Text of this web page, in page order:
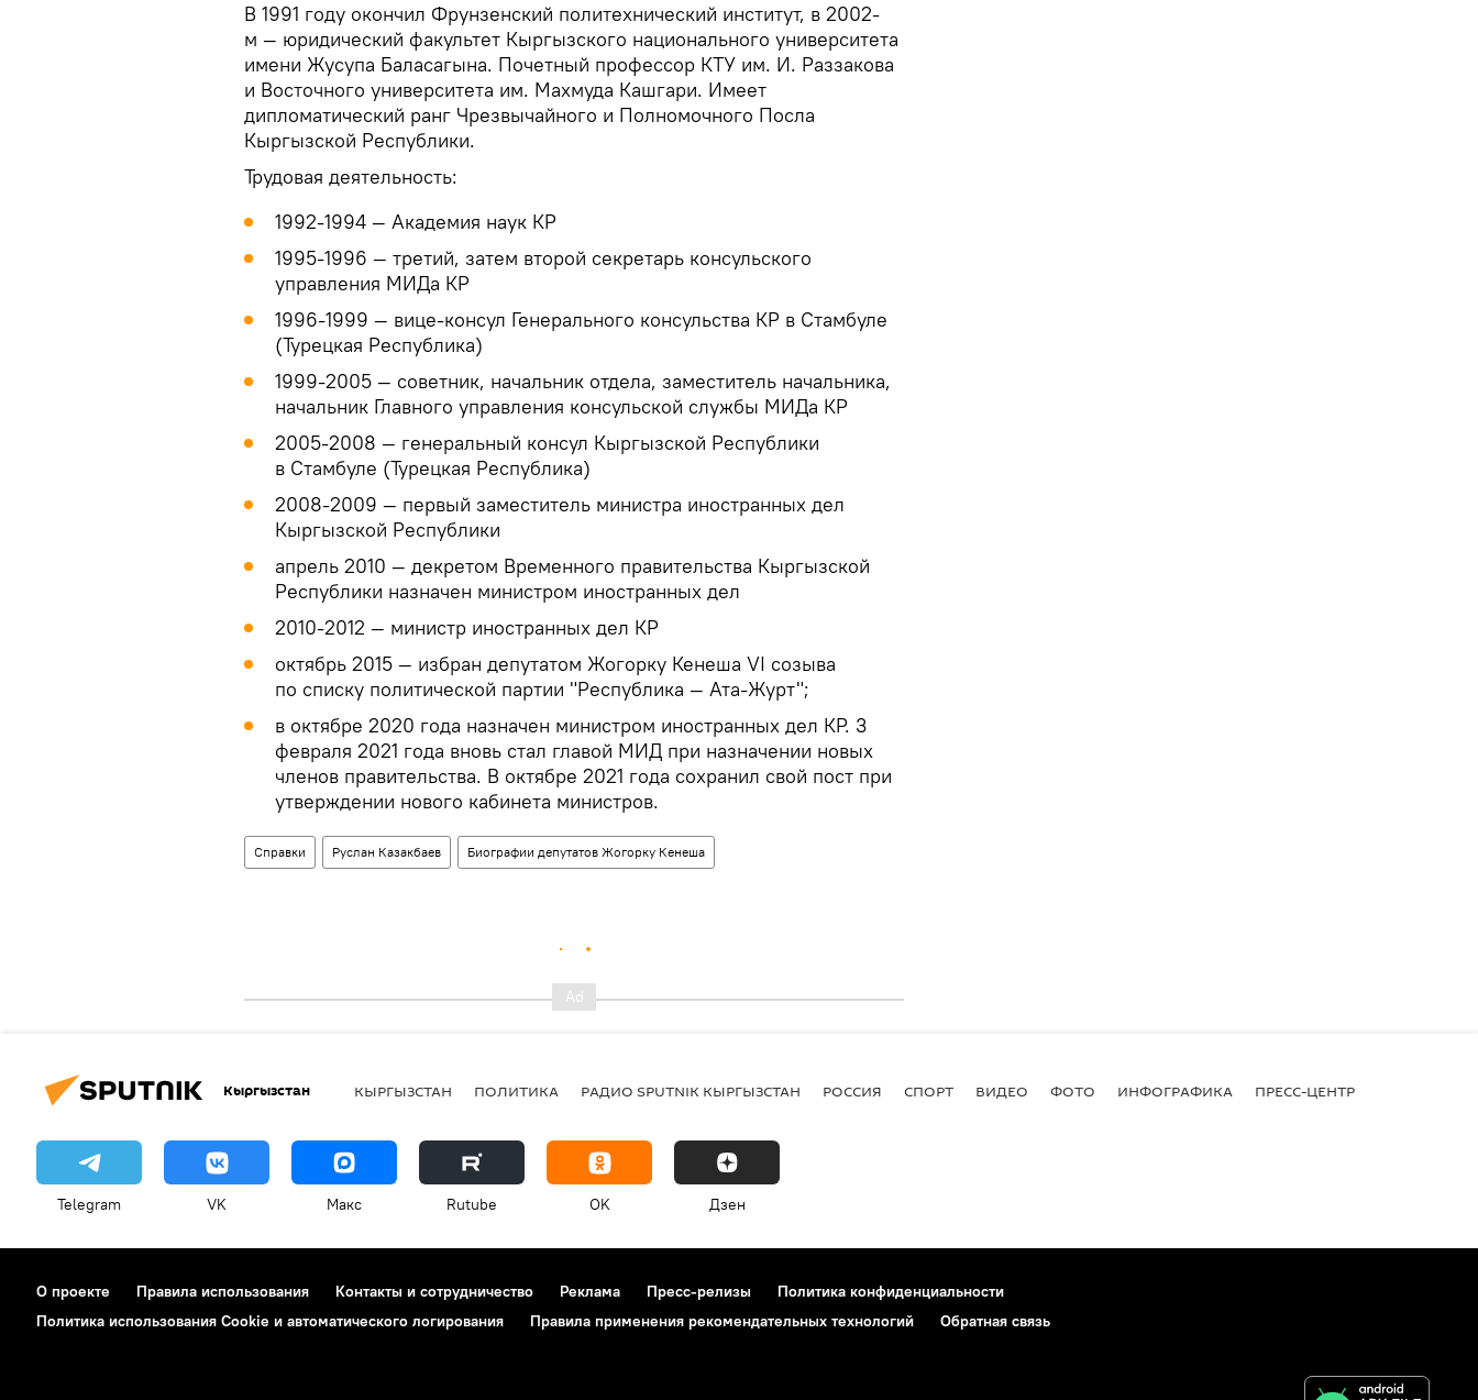
В 1991 году окончил Фрунзенский политехнический институт, в 2002-
м — юридический факультет Кыргызского национального университета
имени Жусупа Баласагына. Почетный профессор КТУ им. И. Раззакова
и Восточного университета им. Махмуда Кашгари. Имеет
дипломатический ранг Чрезвычайного и Полномочного Посла
Кыргызской Республики.
Трудовая деятельность:
1992-1994 — Академия наук КР
1995-1996 — третий, затем второй секретарь консульского
управления МИДа КР
1996-1999 — вице-консул Генерального консульства КР в Стамбуле
(Турецкая Республика)
1999-2005 — советник, начальник отдела, заместитель начальника,
начальник Главного управления консульской службы МИДа КР
2005-2008 — генеральный консул Кыргызской Республики
в Стамбуле (Турецкая Республика)
2008-2009 — первый заместитель министра иностранных дел
Кыргызской Республики
апрель 2010 — декретом Временного правительства Кыргызской
Республики назначен министром иностранных дел
2010-2012 — министр иностранных дел КР
октябрь 2015 — избран депутатом Жогорку Кенеша VI созыва
по списку политической партии "Республика — Ата-Журт";
в октябре 2020 года назначен министром иностранных дел КР. 3
февраля 2021 года вновь стал главой МИД при назначении новых
членов правительства. В октябре 2021 года сохранил свой пост при
утверждении нового кабинета министров.
Справки Руслан Казакбаев Биографии депутатов Жогорку Кенеша
Кыргызстан КЫРГЫЗСТАН ПОЛИТИКА РАДИО SPUTNIK КЫРГЫЗСТАН РОССИЯ СПОРТ ВИДЕО ФОТО ИНФОГРАФИКА ПРЕСС-ЦЕНТР
Telegram VK Макс Rutube OK Дзен
О проекте Правила использования Контакты и сотрудничество Реклама Пресс-релизы
Политика конфиденциальности
Политика использования Cookie и автоматического логирования
Правила применения рекомендательных технологий Обратная связь